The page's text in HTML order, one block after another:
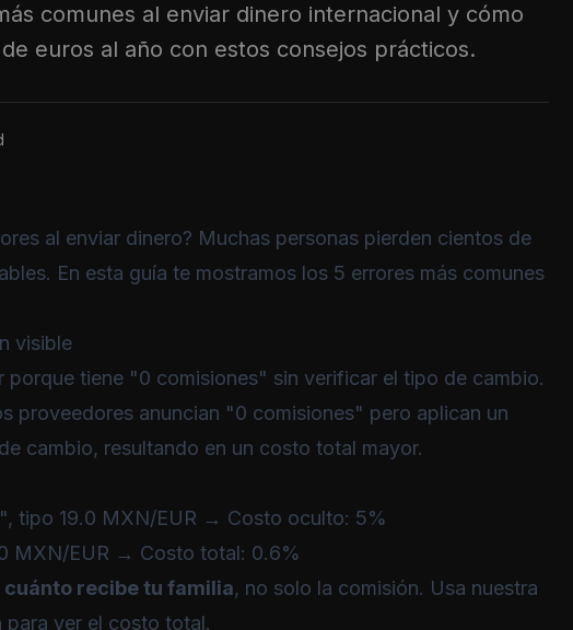
comunes al enviar dinero internacional y cómo
euros al año con estos consejos prácticos.
al enviar dinero? Muchas personas pierden cientos de
En esta guía te mostramos los 5 errores más comunes
visible
porque tiene "0 comisiones" sin verificar el tipo de cambio.
proveedores anuncian "0 comisiones" pero aplican un
cambio, resultando en un costo total mayor.
tipo 19.0 MXN/EUR → Costo oculto: 5%
MXN/EUR → Costo total: 0.6%
cuánto recibe tu familia, no solo la comisión. Usa nuestra
para ver el costo total.